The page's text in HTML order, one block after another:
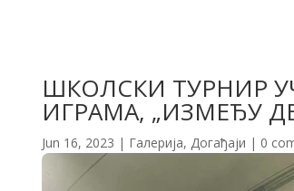
ШКОЛСКИ ТУРНИР
ИГРАМА, „ИЗМЕЂУ
Jun 16, 2023 | Галерија, Догађаји | 0